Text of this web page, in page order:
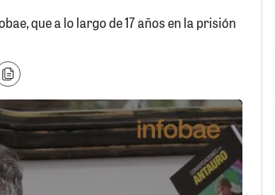
que a lo largo de 17 años en la prisión